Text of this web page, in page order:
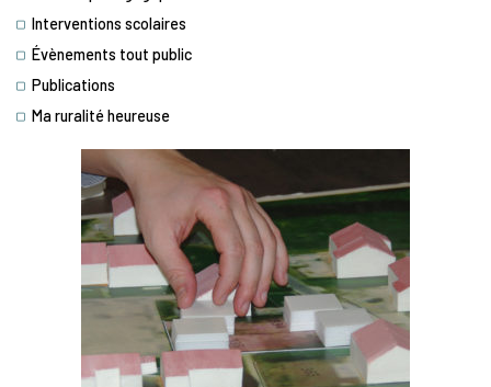
Interventions scolaires
Évènements tout public
Publications
Ma ruralité heureuse